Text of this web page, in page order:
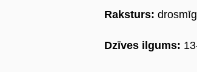
Raksturs:
Dzīves ilgums: